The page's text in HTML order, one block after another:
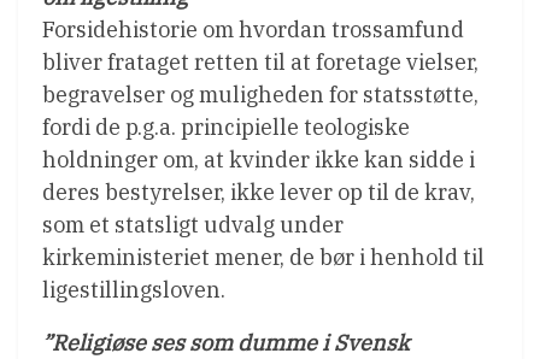
Forsidehistorie om hvordan trossamfund
bliver frataget retten til at foretage vielser,
begravelser og muligheden for statsstøtte,
fordi de p.g.a. principielle teologiske
holdninger om, at kvinder ikke kan sidde i
deres bestyrelser, ikke lever op til de krav,
som et statsligt udvalg under
kirkeministeriet mener, de bør i henhold til
ligestillingsloven.
”Religiøse ses som dumme i Svensk